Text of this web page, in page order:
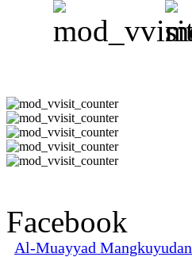
Facebook
Al-Muayyad Mangkuyudan